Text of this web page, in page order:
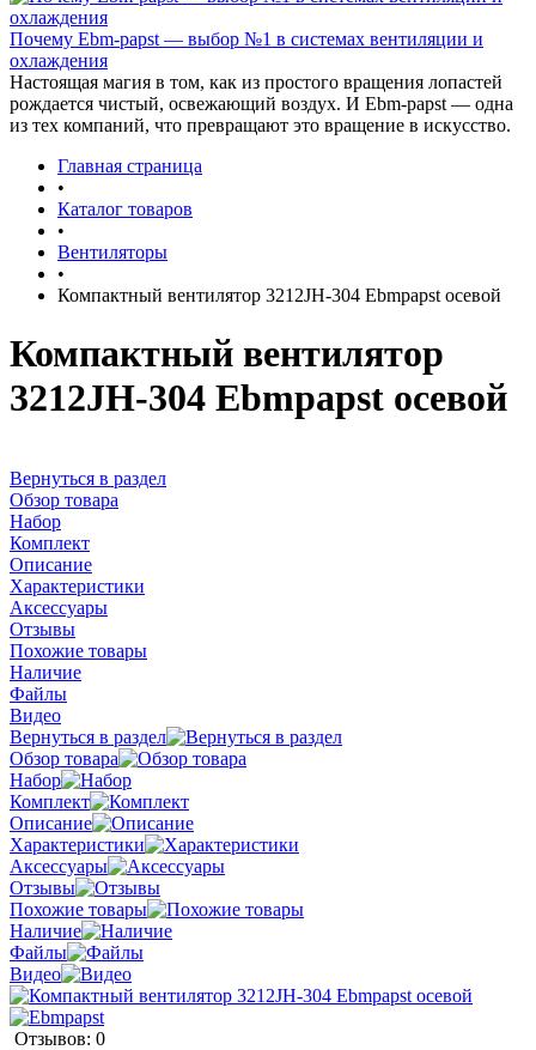
Почему Ebm-papst — выбор №1 в системах вентиляции и
охлаждения
Настоящая магия в том, как из простого вращения лопастей
рождается чистый, освежающий воздух. И Ebm-papst — одна
из тех компаний, что превращают это вращение в искусство.
Главная страница
•
Каталог товаров
•
Вентиляторы
•
Компактный вентилятор 3212JH-304 Ebmpapst осевой
Компактный вентилятор
3212JH-304 Ebmpapst осевой
Вернуться в раздел
Обзор товара
Набор
Комплект
Описание
Характеристики
Аксессуары
Отзывы
Похожие товары
Наличие
Файлы
Видео
Вернуться в раздел
Обзор товара
Набор
Комплект
Описание
Характеристики
Аксессуары
Отзывы
Похожие товары
Наличие
Файлы
Видео
Отзывов: 0